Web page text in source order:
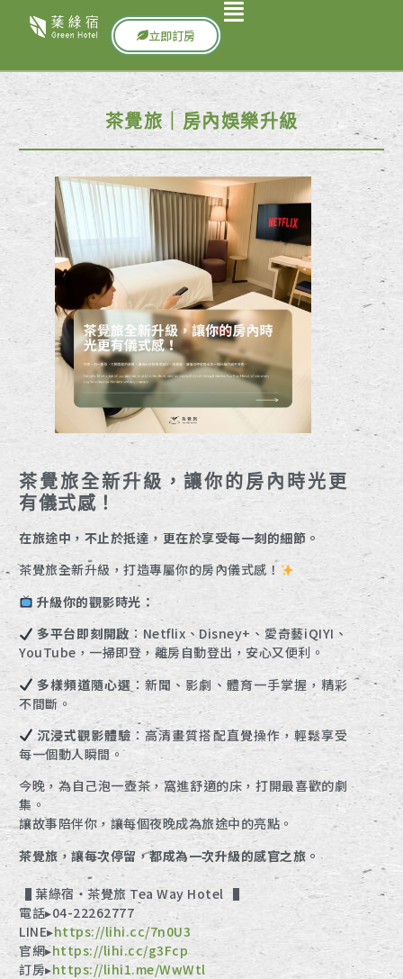
立即訂房
茶覺旅｜房內娛樂升級
茶覺旅全新升級，讓你的房內時光更
有儀式感！
在旅途中，不止於抵達，更在於享受每一刻的細節。
茶覺旅全新升級，打造專屬你的房內儀式感！
升級你的觀影時光：
多平台即刻開啟：Netflix、Disney+、愛奇藝iQIYI、
YouTube，一掃即登，離房自動登出，安心又便利。
多樣頻道隨心選 ：新聞、影劇、體育一手掌握，精彩
不間斷。
沉浸式觀影體驗 ：高清畫質搭配直覺操作，輕鬆享受
每一個動人瞬間。
今晚，為自己泡一壺茶，窩進舒適的床，打開最喜歡的劇
集。
讓故事陪伴你，讓每個夜晚成為旅途中的亮點。
茶覺旅，讓每次停留，都成為一次升級的感官之旅。
▐ 葉綠宿・茶覺旅 Tea Way Hotel ▐
電話▸04-22262777
LINE▸https://lihi.cc/7n0U3
官網▸https://lihi.cc/g3Fcp
訂房▸https://lihi1.me/WwWtl